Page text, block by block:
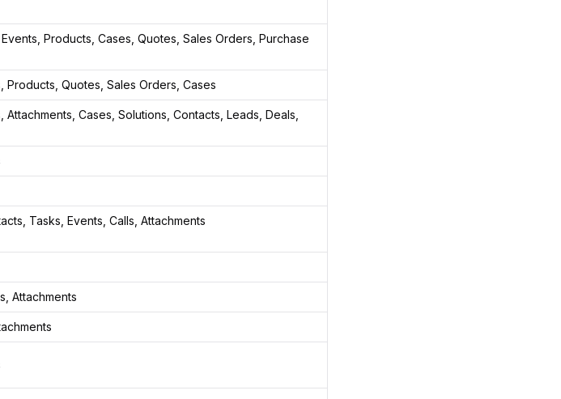
Products, Cases, Quotes, Sales Orders, Purchase
Products, Quotes, Sales Orders, Cases
Cases, Solutions, Contacts, Leads, Deals,
Tasks, Events, Calls, Attachments
Attachments